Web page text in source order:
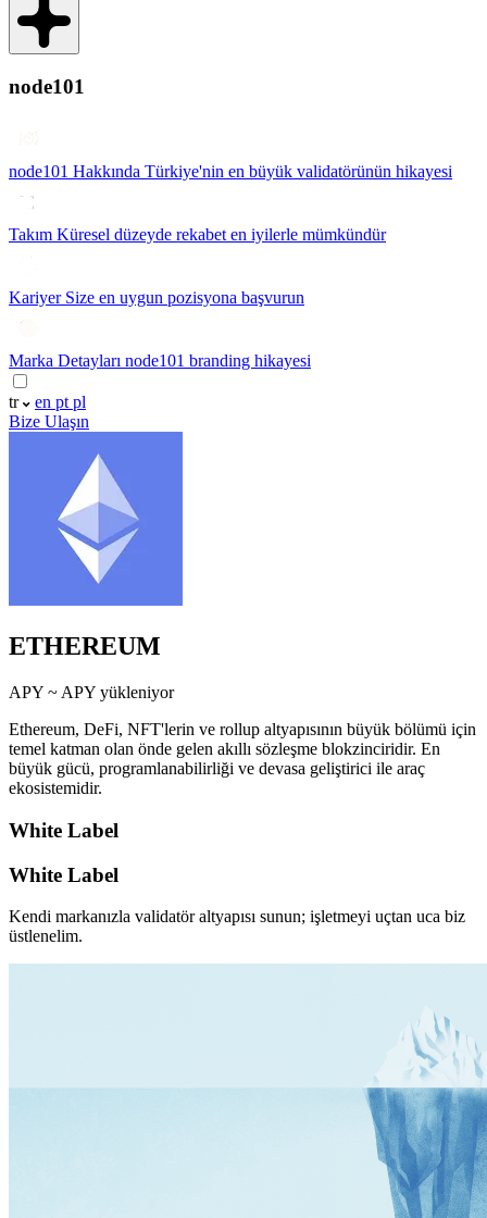
node101
node101 Hakkında Türkiye'nin en büyük validatörünün hikayesi
Takım Küresel düzeyde rekabet en iyilerle mümkündür
Kariyer Size en uygun pozisyona başvurun
Marka Detayları node101 branding hikayesi
tr en pt pl
Bize Ulaşın
ETHEREUM
APY ~ APY yükleniyor
Ethereum, DeFi, NFT'lerin ve rollup altyapısının büyük bölümü için
temel katman olan önde gelen akıllı sözleşme blokzinciridir. En
büyük gücü, programlanabilirliği ve devasa geliştirici ile araç
ekosistemidir.
White Label
White Label
Kendi markanızla validatör altyapısı sunun; işletmeyi uçtan uca biz
üstlenelim.